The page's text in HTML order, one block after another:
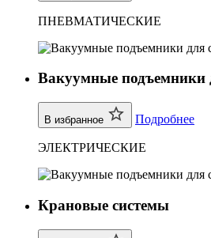
ПНЕВМАТИЧЕСКИЕ
Вакуумные подъемники
В избранное Подробнее
ЭЛЕКТРИЧЕСКИЕ
Крановые системы